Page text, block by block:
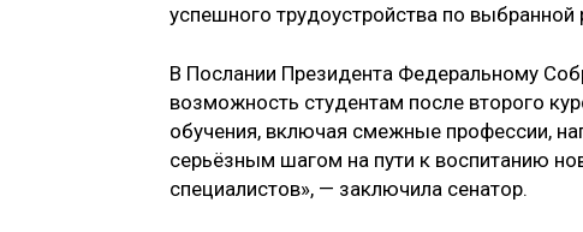
успешного трудоустройства по выбранной
В Послании Президента Федеральному
возможность студентам после второго
обучения, включая смежные профессии,
серьёзным шагом на пути к воспитанию
специалистов», — заключила сенатор.